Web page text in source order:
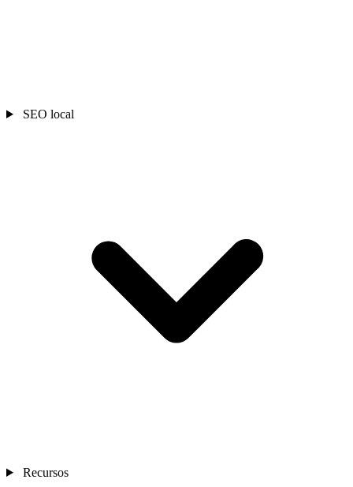
SEO local
Recursos